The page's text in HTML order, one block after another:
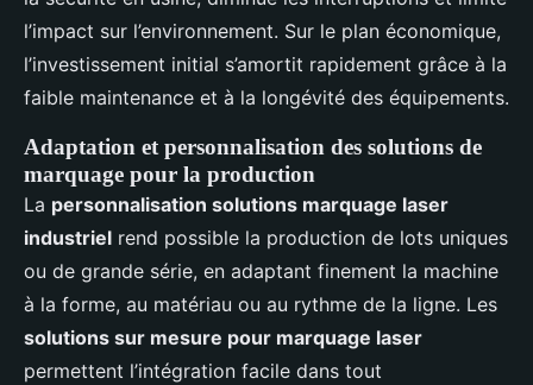
l’impact sur l’environnement. Sur le plan économique,
l’investissement initial s’amortit rapidement grâce à la
faible maintenance et à la longévité des équipements.
Adaptation et personnalisation des solutions de
marquage pour la production
La personnalisation solutions marquage laser
industriel rend possible la production de lots uniques
ou de grande série, en adaptant finement la machine
à la forme, au matériau ou au rythme de la ligne. Les
solutions sur mesure pour marquage laser
permettent l’intégration facile dans tout